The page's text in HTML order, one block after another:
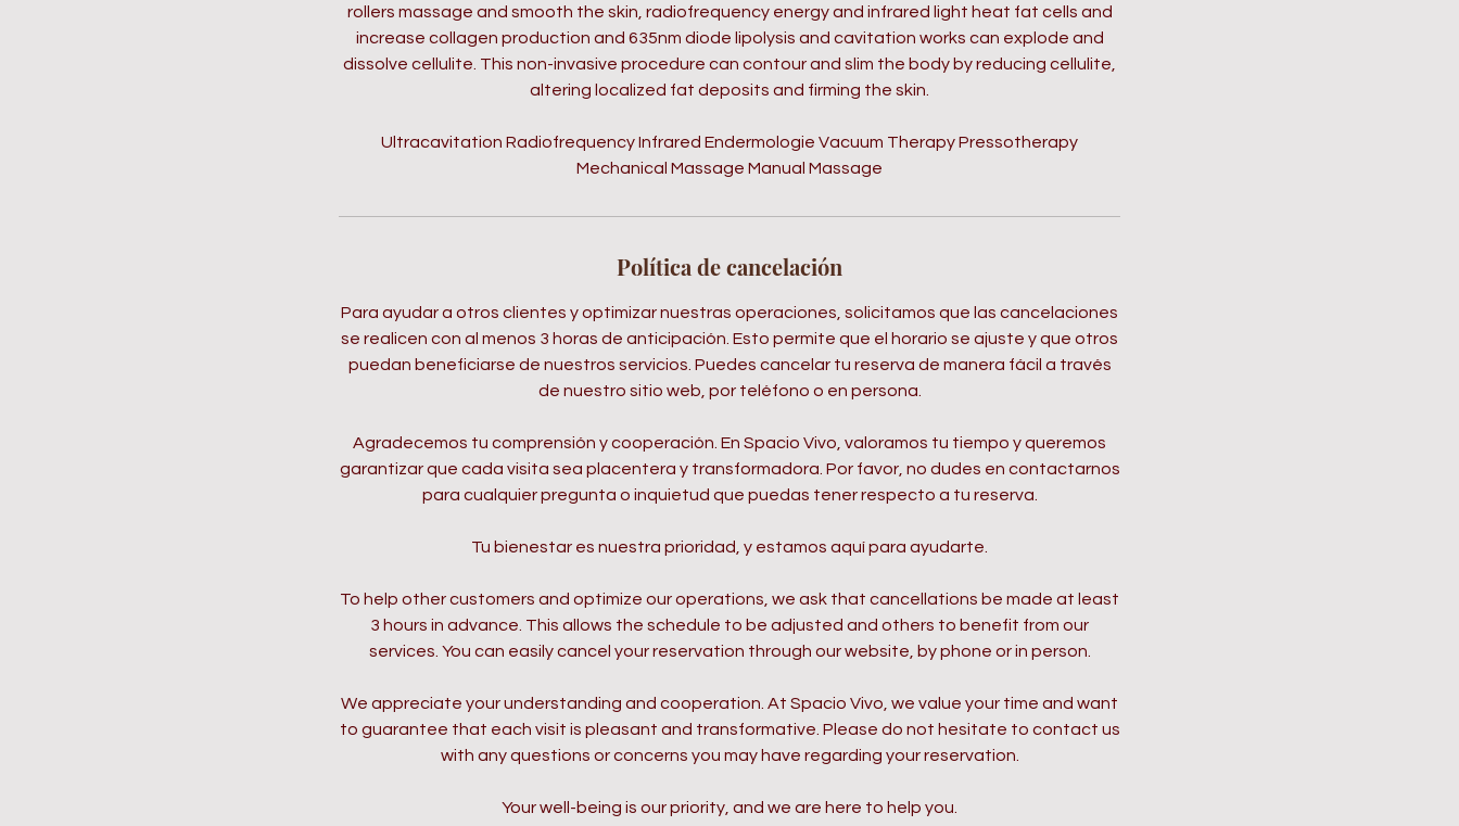
rollers massage and smooth the skin, radiofrequency energy and infrared light heat fat cells and
increase collagen production and 635nm diode lipolysis and cavitation works can explode and
dissolve cellulite. This non-invasive procedure can contour and slim the body by reducing cellulite,
altering localized fat deposits and firming the skin.
Ultracavitation Radiofrequency Infrared Endermologie Vacuum Therapy Pressotherapy
Mechanical Massage Manual Massage
Política de cancelación
Para ayudar a otros clientes y optimizar nuestras operaciones, solicitamos que las cancelaciones
se realicen con al menos 3 horas de anticipación. Esto permite que el horario se ajuste y que otros
puedan beneficiarse de nuestros servicios. Puedes cancelar tu reserva de manera fácil a través
de nuestro sitio web, por teléfono o en persona.
Agradecemos tu comprensión y cooperación. En Spacio Vivo, valoramos tu tiempo y queremos
garantizar que cada visita sea placentera y transformadora. Por favor, no dudes en contactarnos
para cualquier pregunta o inquietud que puedas tener respecto a tu reserva.
Tu bienestar es nuestra prioridad, y estamos aquí para ayudarte.
To help other customers and optimize our operations, we ask that cancellations be made at least
3 hours in advance. This allows the schedule to be adjusted and others to benefit from our
services. You can easily cancel your reservation through our website, by phone or in person.
We appreciate your understanding and cooperation. At Spacio Vivo, we value your time and want
to guarantee that each visit is pleasant and transformative. Please do not hesitate to contact us
with any questions or concerns you may have regarding your reservation.
Your well-being is our priority, and we are here to help you.